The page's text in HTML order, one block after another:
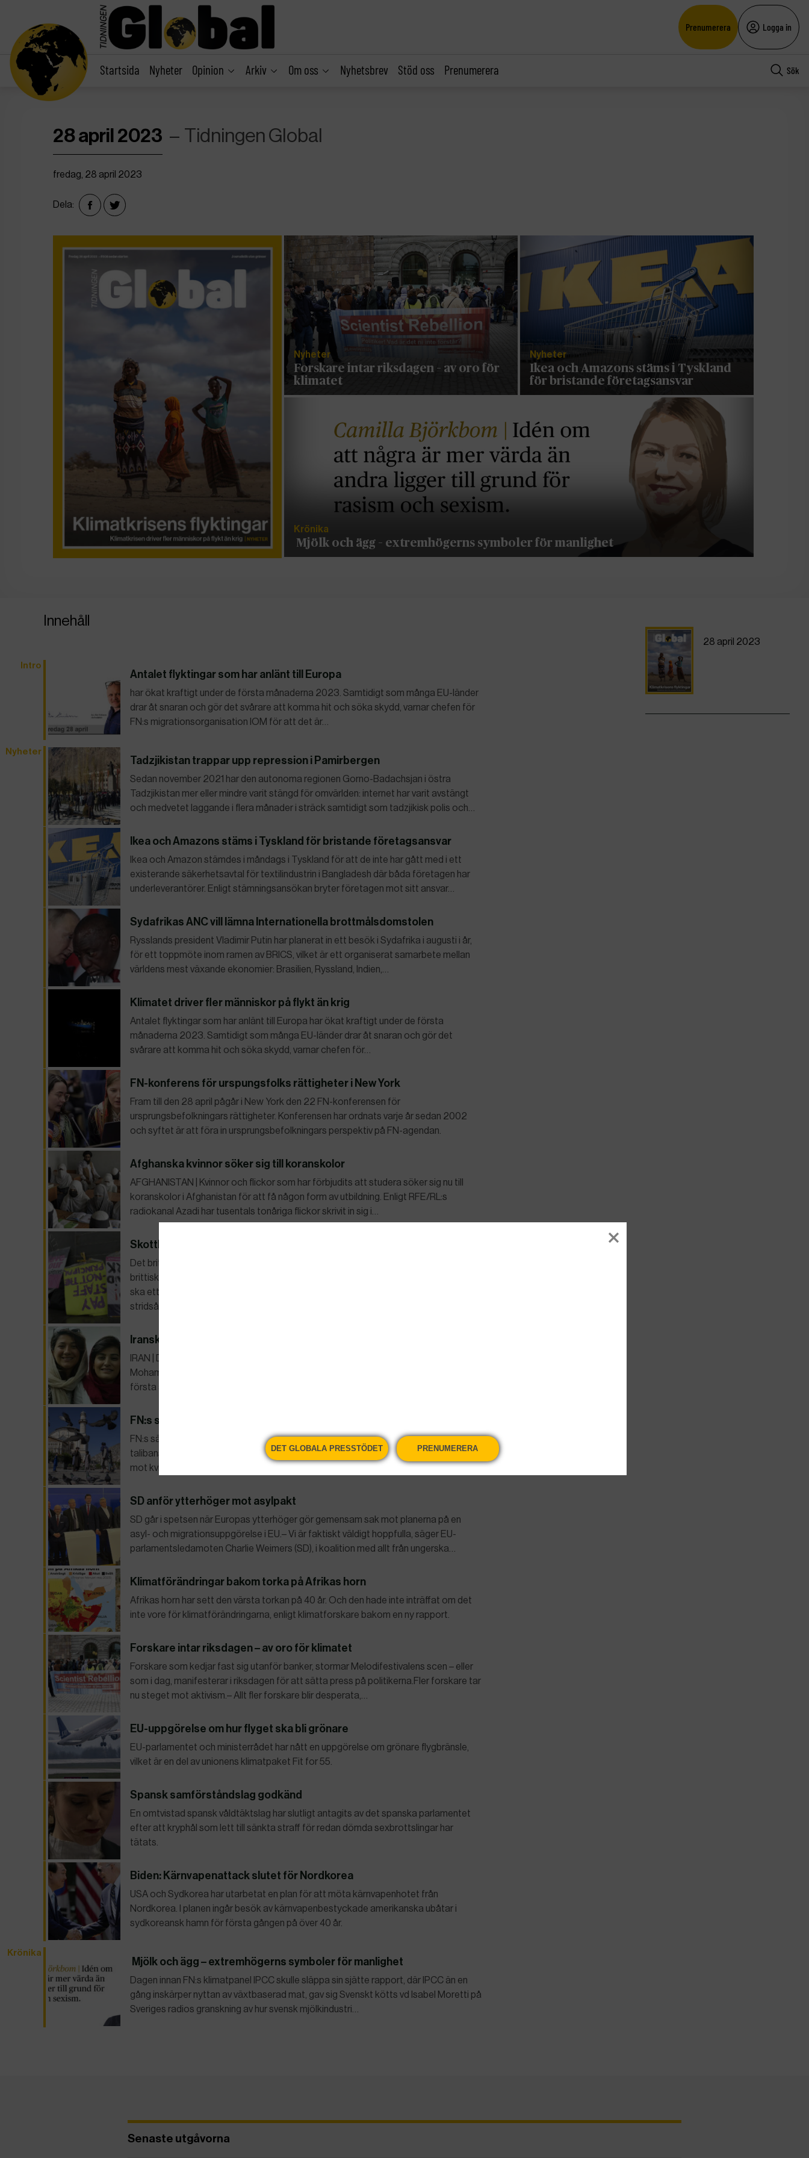
Prenumerera Logga in
Startsida Nyheter Opinion Arkiv Om oss Nyhetsbrev Stöd oss Prenumerera Sök
28 april 2023 Tidningen Global
fredag, 28 april 2023
Dela:
Nyheter
Forskare intar riksdagen – av oro för
klimatet
Nyheter
Ikea och Amazons stäms i Tyskland
för bristande företagsansvar
Krönika
Mjölk och ägg – extremhögerns symboler för manlighet
28 april 2023
Innehåll
Intro
Antalet flyktingar som har anlänt till Europa
har ökat kraftigt under de första månaderna 2023. Samtidigt som många EU-länder
drar åt snaran och gör det svårare att komma hit och söka skydd, varnar chefen för
FN:s migrationsorganisation IOM för att det är…
Nyheter
Tadzjikistan trappar upp repression i Pamirbergen
Sedan november 2021 har den autonoma regionen Gorno-Badachsjan i östra
Tadzjikistan mer eller mindre varit stängd för omvärlden: internet har varit avstängt
och medvetet laggande i flera månader i sträck samtidigt som tadzjikisk polis och…
Ikea och Amazons stäms i Tyskland för bristande företagsansvar
Ikea och Amazon stämdes i måndags i Tyskland för att de inte har gått med i ett
existerande säkerhetsavtal för textilindustrin i Bangladesh där båda företagen har
underleverantörer. Enligt stämningsansökan bryter företagen mot sitt ansvar…
Sydafrikas ANC vill lämna Internationella brottmålsdomstolen
Rysslands president Vladimir Putin har planerat in ett besök i Sydafrika i augusti i år,
för ett toppmöte inom ramen av BRICS, vilket är ett organiserat samarbete mellan
världens mest växande ekonomier: Brasilien, Ryssland, Indien,…
Klimatet driver fler människor på flykt än krig
Antalet flyktingar som har anlänt till Europa har ökat kraftigt under de första
månaderna 2023. Samtidigt som många EU-länder drar åt snaran och gör det
svårare att komma hit och söka skydd, varnar chefen för…
FN-konferens för urspungsfolks rättigheter i New York
Fram till den 28 april pågår i New York den 22 FN-konferensen för
ursprungsbefolkningars rättigheter. Konferensen har ordnats varje år sedan 2002
och syftet är att föra in ursprungsbefolkningars perspektiv på FN-agendan.
Afghanska kvinnor söker sig till koranskolor
AFGHANISTAN | Kvinnor och flickor som har förbjudits att studera söker sig nu till
koranskolor i Afghanistan för att få någon form av utbildning. Enligt RFE/RL:s
radiokanal Azadi har tusentals tonåriga flickor skrivit in sig i…
Skottland slipper inskränkningar i strejkrätten
Det brittiska överhuset vill att Skottland undantas från det lagförslag som den
brittiska regeringen har lagt fram om inskränkningar i strejkrätten. Enligt lagförslaget
ska ett minimum anställda inom samhällsviktiga yrken tvingas jobba även under
stridsåtgärder.
Iranska journalisterna Nilufar Hamedi och Elaheh Mohammadi prisas
IRAN | De två fängslade iranska journalisterna Nilufar Hamedi och Elaheh
Mohammadi får Reportrar utan gränsers pressfrihetspris. De två journalisterna var de
första att rapportera om Mahsa Jina Aminis död i september 2022 liksom om…
FN:s säkerhetsråd fördömer kvinnoförbud
FN:s säkerhetsråd godkände enhälligt en resolution som uppmanar Afghanistans
talibanstyre att snabbt upphäva sina allt hårdare förbud och begränsningar riktade
mot kvinnor och flickor.
SD anför ytterhöger mot asylpakt
SD går i spetsen när Europas ytterhöger gör gemensam sak mot planerna på en
asyl- och migrationsuppgörelse i EU.– Vi är faktiskt väldigt hoppfulla, säger EU-
parlamentsledamoten Charlie Weimers (SD), i koalition med allt från ungerska…
Klimatförändringar bakom torka på Afrikas horn
Afrikas horn har sett den värsta torkan på 40 år. Och den hade inte inträffat om det
inte vore för klimatförändringarna, enligt klimatforskare bakom en ny rapport.
Forskare intar riksdagen – av oro för klimatet
Forskare som kedjar fast sig utanför banker, stormar Melodifestivalens scen – eller
som i dag, manifesterar i riksdagen för att sätta press på politikerna.Fler forskare tar
nu steget mot aktivism.– Allt fler forskare blir desperata,…
EU-uppgörelse om hur flyget ska bli grönare
EU-parlamentet och ministerrådet har nått en uppgörelse om grönare flygbränsle,
vilket är en del av unionens klimatpaket Fit for 55.
Spansk samförståndslag godkänd
En omtvistad spansk våldtäktslag har slutligt antagits av det spanska parlamentet
efter att kryphål som lett till sänkta straff för redan dömda sexbrottslingar har
tätats.
Biden: Kärnvapenattack slutet för Nordkorea
USA och Sydkorea har utarbetat en plan för att möta kärnvapenhotet från
Nordkorea. I planen ingår besök av kärnvapenbestyckade amerikanska ubåtar i
sydkoreansk hamn för första gången på över 40 år.
Krönika
Mjölk och ägg – extremhögerns symboler för manlighet
Dagen innan FN:s klimatpanel IPCC skulle släppa sin sjätte rapport, där IPCC än en
gång inskärper nyttan av växtbaserad mat, gav sig Svenskt kötts vd Isabel Moretti på
Sveriges radios granskning av hur svensk mjölkindustri…
Senaste utgåvorna
DET GLOBALA PRESSTÖDET PRENUMERERA